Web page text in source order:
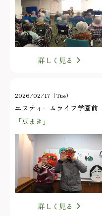
詳しく見る
2026/02/17（Tue）
エスティームライフ学園前
「豆まき」
詳しく見る